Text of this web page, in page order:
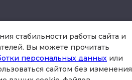
34 61
проезда
стабильности работы сайта и
Вы можете прочитать
персональных данных или
сайтом без изменения